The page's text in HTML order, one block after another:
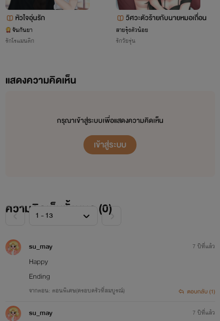
หัวใจอุ่นรัก
จันกันยา
รักโรแมนติก
วิศวะตัวร้ายกับนายหมอเถื่อน
สายรุ้งตัวน้อย
รักวัยรุ่น
แสดงความคิดเห็น
กรุณาเข้าสู่ระบบเพื่อแสดงความคิดเห็น
เข้าสู่ระบบ
ความคิดเห็นทั้งหมด (0)
su_may
Happy
Ending
จากตอน: ตอนพิเศษ(ครอบครัวที่สมบูรณ์)
7 ปีที่แล้ว
ตอบกลับ (1)
su_may 7 ปีที่แล้ว